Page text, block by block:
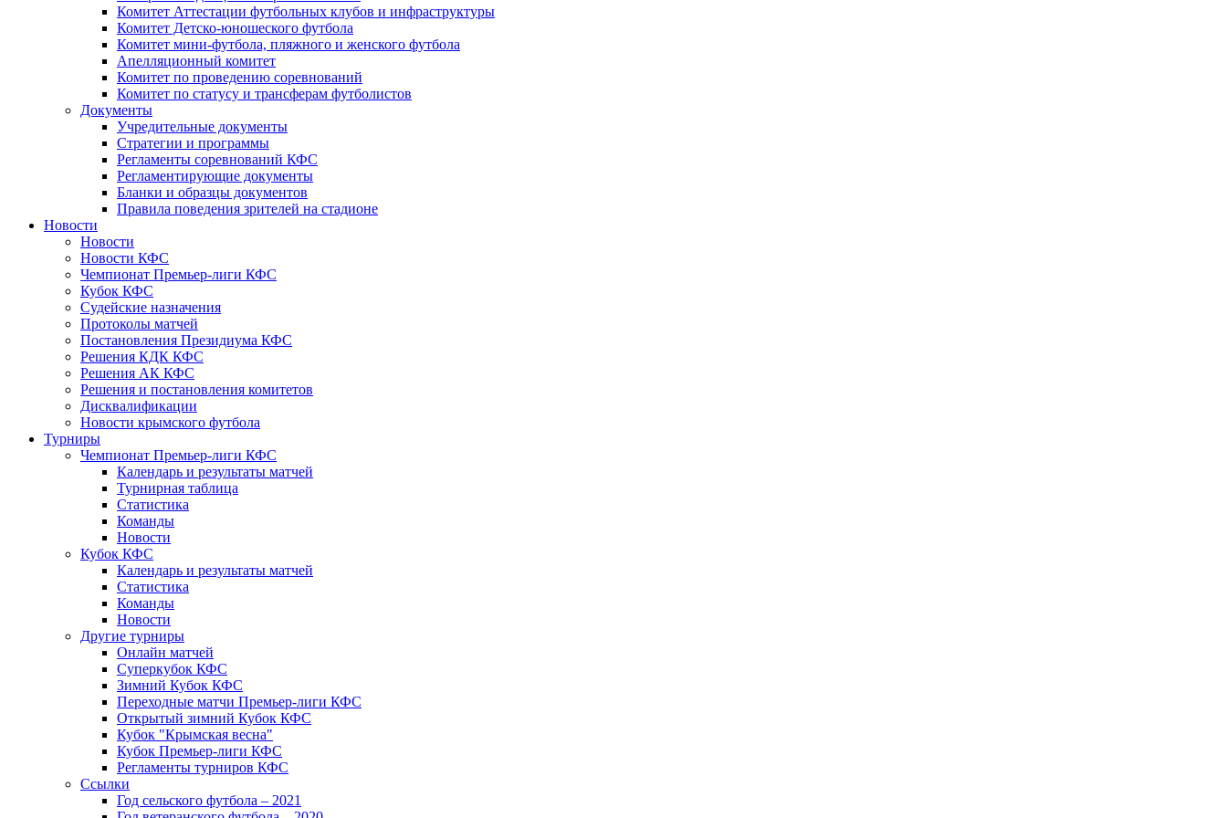
Комитет Аттестации футбольных клубов и инфраструктуры
Комитет Детско-юношеского футбола
Комитет мини-футбола, пляжного и женского футбола
Апелляционный комитет
Комитет по проведению соревнований
Комитет по статусу и трансферам футболистов
Документы
Учредительные документы
Стратегии и программы
Регламенты соревнований КФС
Регламентирующие документы
Бланки и образцы документов
Правила поведения зрителей на стадионе
Новости
Новости
Новости КФС
Чемпионат Премьер-лиги КФС
Кубок КФС
Судейские назначения
Протоколы матчей
Постановления Президиума КФС
Решения КДК КФС
Решения АК КФС
Решения и постановления комитетов
Дисквалификации
Новости крымского футбола
Турниры
Чемпионат Премьер-лиги КФС
Календарь и результаты матчей
Турнирная таблица
Статистика
Команды
Новости
Кубок КФС
Календарь и результаты матчей
Статистика
Команды
Новости
Другие турниры
Онлайн матчей
Суперкубок КФС
Зимний Кубок КФС
Переходные матчи Премьер-лиги КФС
Открытый зимний Кубок КФС
Кубок "Крымская весна"
Кубок Премьер-лиги КФС
Регламенты турниров КФС
Ссылки
Год сельского футбола – 2021